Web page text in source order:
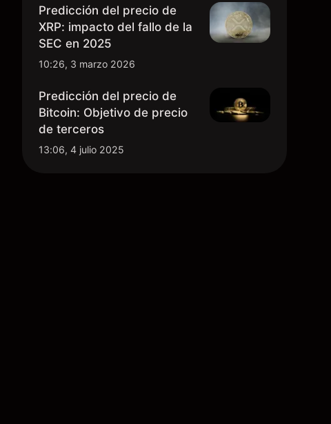
Predicción del precio de
XRP: impacto del fallo de la
SEC en 2025
10:26, 3 marzo 2026
Predicción del precio de
Bitcoin: Objetivo de precio
de terceros
13:06, 4 julio 2025